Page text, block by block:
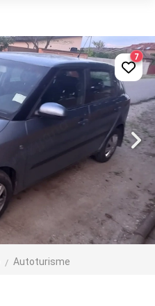
Autoturisme
7